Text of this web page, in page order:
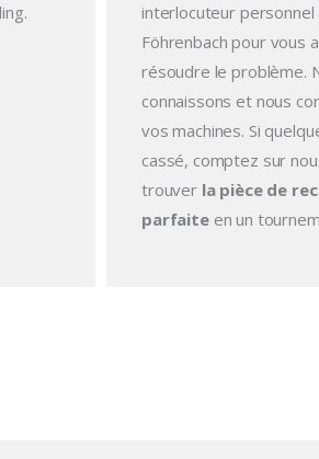
interlocuteur personnel
Föhrenbach pour vous
résoudre le problème.
connaissons et nous
vos machines. Si
cassé, comptez sur
trouver la pièce de
parfaiteen un